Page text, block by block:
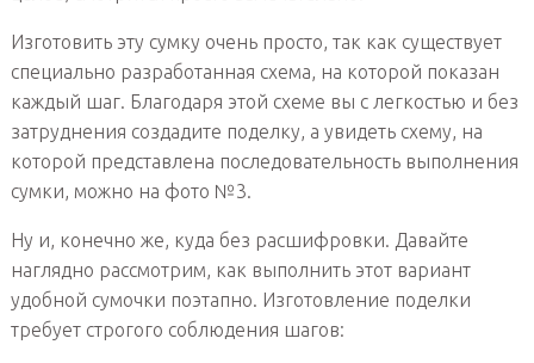
Изготовить эту сумку очень просто, так как существует
специально разработанная схема, на которой показан
каждый шаг. Благодаря этой схеме вы с легкостью и без
затруднения создадите поделку, а увидеть схему, на
которой представлена последовательность выполнения
сумки, можно на фото №3.
Ну и, конечно же, куда без расшифровки. Давайте
наглядно рассмотрим, как выполнить этот вариант
удобной сумочки поэтапно. Изготовление поделки
требует строгого соблюдения шагов: